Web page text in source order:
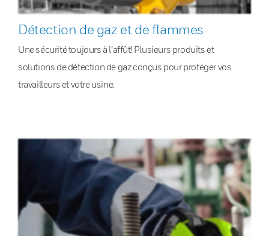
Détection de gaz et de flammes
Une sécurité toujours à l’affût! Plusieurs produits et
solutions de détection de gaz conçus pour protéger vos
travailleurs et votre usine.